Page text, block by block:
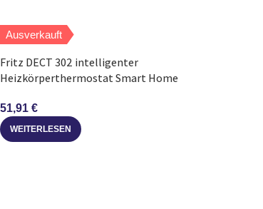
Ausverkauft
Fritz DECT 302 intelligenter
Heizkörperthermostat Smart Home
51,91 €
WEITERLESEN